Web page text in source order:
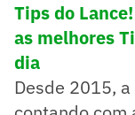
Tips do
as melhores
dia
Desde 2015,